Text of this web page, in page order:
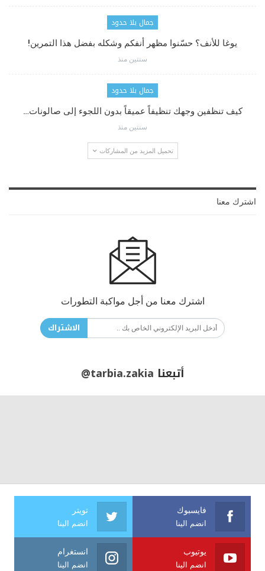
جمال بلا حدود
يوغا للأنف؟ حسّنوا مظهر أنفكم وشكله بفضل هذا التمرين!
سنتين منذ
جمال بلا حدود
كيف تنظفين وجهك تنظيفاً عميقاً بدون اللجوء إلى صالونات…
سنتين منذ
تحميل المزيد من المشاركات
اشترك معنا
اشترك معنا من أجل مواكبة التطورات
الاشتراك
أتبعنا @tarbia.zakia
فايسبوك
انضم الينا
تويتر
انضم الينا
يوتيوب
انضم الينا
انستغرام
انضم الينا